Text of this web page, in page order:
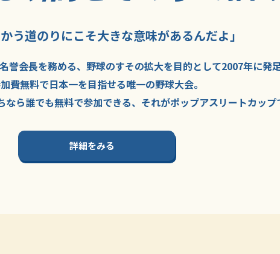
う道のりにこそ大きな意味があるんだよ」
誉会長を務める、野球のすその拡大を目的として2007年に発
費無料で日本一を目指せる唯一の野球大会。
なら誰でも無料で参加できる、 それがポップアスリートカップ
詳細をみる